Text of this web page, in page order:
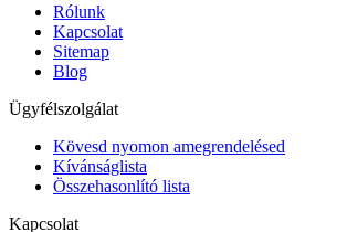
Rólunk
Kapcsolat
Sitemap
Blog
Ügyfélszolgálat
Kövesd nyomon amegrendelésed
Kívánságlista
Összehasonlító lista
Kapcsolat